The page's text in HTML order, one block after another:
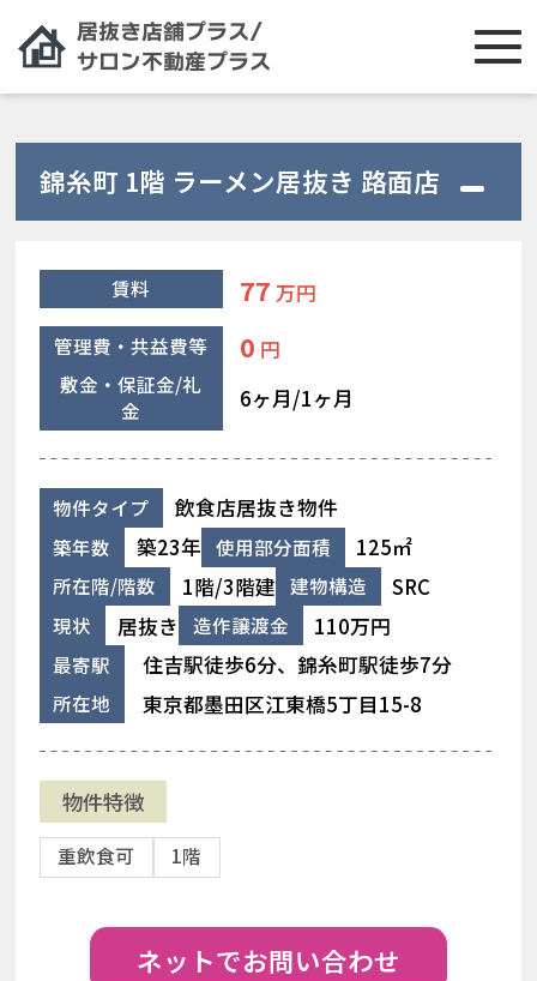
錦糸町 1階 ラーメン居抜き 路面店
賃料 77 万円
管理費・共益費等 0 円
敷金・保証金/礼
金
6ヶ月/1ヶ月
物件タイプ 飲食店居抜き物件
築年数 築23年 使用部分面積 125㎡
所在階/階数 1階/3階建 建物構造 SRC
現状 居抜き 造作譲渡金 110万円
最寄駅 住吉駅徒歩6分、錦糸町駅徒歩7分
所在地 東京都墨田区江東橋5丁目15-8
物件特徴
重飲食可 1階
ネットでお問い合わせ